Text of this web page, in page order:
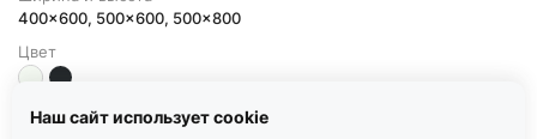
400x600, 500x600, 500x800
Цвет
Наш сайт использует cookie